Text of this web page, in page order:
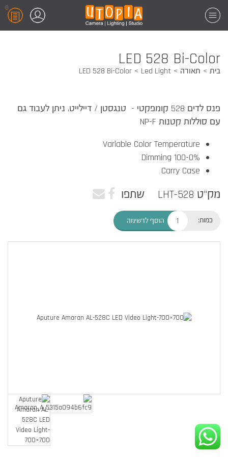
0
LED 528 Bi-Color
בית תאורה Led Light
LED 528 Bi-Color
פנס לדים 528 קומפקטי - טנגסטן / דיילייט, ניתן לעבוד גם
עם סוללות קטנות NP-F
Variable Color Temperature
100-0% Dimming
Carry Case
מק"ט LHT-528 שתפו
כמות: הוסף לרשימה